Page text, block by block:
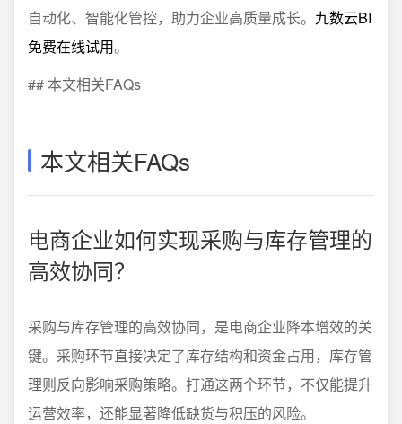
自动化、智能化管控，助力企业高质量成长。 九数云BI
免费在线试用。
## 本文相关FAQs
本文相关FAQs
电商企业如何实现采购与库存管理的
高效协同？
采购与库存管理的高效协同，是电商企业降本增效的关
键。采购环节直接决定了库存结构和资金占用，库存管
理则反向影响采购策略。打通这两个环节，不仅能提升
运营效率，还能显著降低缺货与积压的风险。